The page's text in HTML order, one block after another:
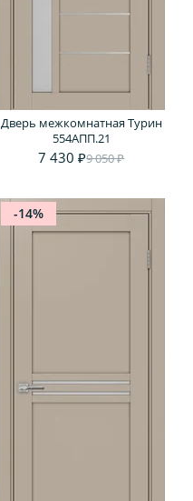
Дверь межкомнатная Турин
554АПП.21
7 430 ₽9 050 ₽
-14%